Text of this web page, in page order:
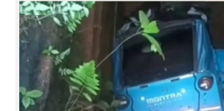
SPIRITUAL
INFO+
ART